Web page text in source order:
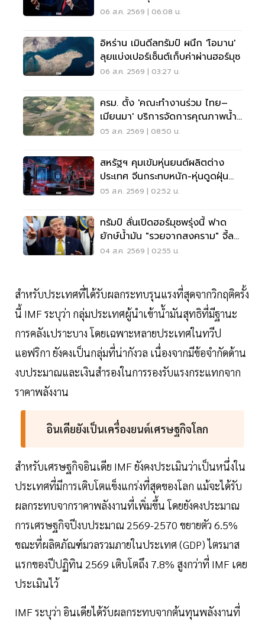
มุซ
06 ส.ค. 2569 | 06:08 น.
อิหร่าน เมินดีลทรัมป์ ผนึก 'โอมาน'
ลุยแบ่งเปอร์เซ็นต์เก็บค่าผ่านฮอร์มุซ
06 ส.ค. 2569 | 03:27 น.
ครม. ตั้ง 'คณะทำงานร่วม ไทย–
เมียนมา' บริการจัดการคุณภาพน้ำ
ข้ามแดน
05 ส.ค. 2569 | 08:50 น.
สหรัฐฯ คุมเข้มหุ่นยนต์ผลิตต่าง
ประเทศ จีนกระทบหนัก-หุ่นดูดฝุ่น
โดนด้วย
05 ส.ค. 2569 | 02:52 น.
ทรัมป์ ลั่นเปิดฮอร์มุซพรุ่งนี้ ฟาด
ยักษ์น้ำมัน "รวยจากสงคราม" จี้ลด
ราคาด่วน
04 ส.ค. 2569 | 02:55 น.
สำหรับประเทศที่ได้รับผลกระทบรุนแรงที่สุดจากวิกฤติครั้ง
นี้ IMF ระบุว่า กลุ่มประเทศผู้นำเข้าน้ำมันสุทธิที่มีฐานะ
การคลังเปราะบาง โดยเฉพาะหลายประเทศในทวีป
แอฟริกา ยังคงเป็นกลุ่มที่น่ากังวล เนื่องจากมีข้อจำกัดด้าน
งบประมาณและเงินสำรองในการรองรับแรงกระแทกจาก
ราคาพลังงาน
อินเดียยังเป็นเครื่องยนต์เศรษฐกิจโลก
สำหรับเศรษฐกิจอินเดีย IMF ยังคงประเมินว่าเป็นหนึ่งใน
ประเทศที่มีการเติบโตแข็งแกร่งที่สุดของโลก แม้จะได้รับ
ผลกระทบจากราคาพลังงานที่เพิ่มขึ้น โดยยังคงประมาณ
การเศรษฐกิจปีงบประมาณ 2569-2570 ขยายตัว 6.5%
ขณะที่ผลิตภัณฑ์มวลรวมภายในประเทศ (GDP) ไตรมาส
แรกของปีปฏิทิน 2569 เติบโตถึง 7.8% สูงกว่าที่ IMF เคย
ประเมินไว้
IMF ระบุว่า อินเดียได้รับผลกระทบจากต้นทุนพลังงานที่